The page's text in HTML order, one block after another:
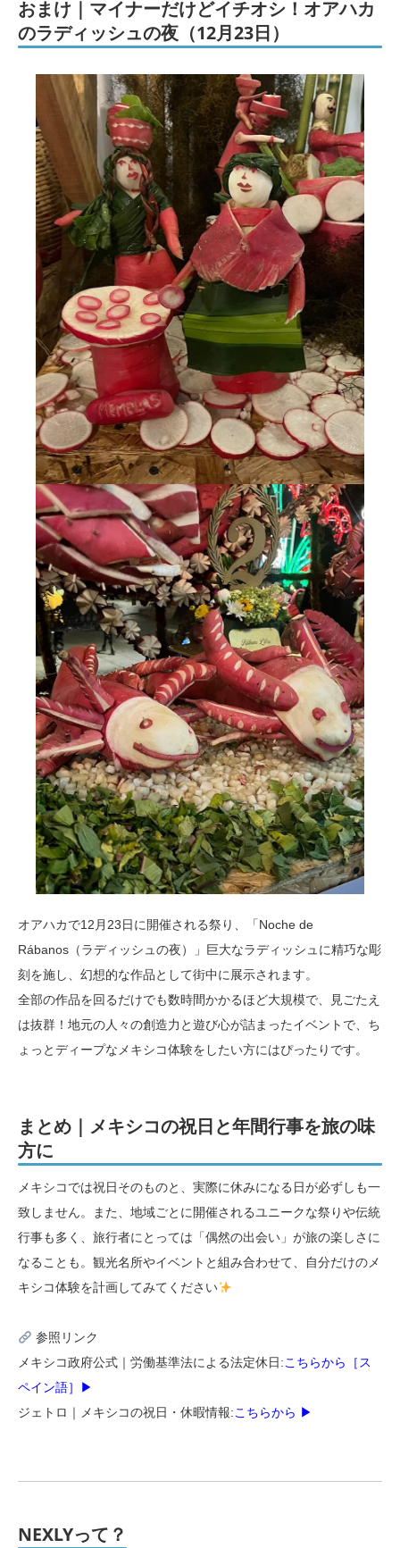
おまけ｜マイナーだけどイチオシ！オアハカ
のラディッシュの夜（12月23日）
オアハカで12月23日に開催される祭り、「Noche de
Rábanos（ラディッシュの夜）」巨大なラディッシュに精巧な彫
刻を施し、幻想的な作品として街中に展示されます。
全部の作品を回るだけでも数時間かかるほど大規模で、見ごたえ
は抜群！地元の人々の創造力と遊び心が詰まったイベントで、ち
ょっとディープなメキシコ体験をしたい方にはぴったりです。
まとめ｜メキシコの祝日と年間行事を旅の味
方に
メキシコでは祝日そのものと、実際に休みになる日が必ずしも一
致しません。また、地域ごとに開催されるユニークな祭りや伝統
行事も多く、旅行者にとっては「偶然の出会い」が旅の楽しさに
なることも。観光名所やイベントと組み合わせて、自分だけのメ
キシコ体験を計画してみてください
参照リンク
メキシコ政府公式｜労働基準法による法定休日:こちらから［ス
ペイン語］▶︎
ジェトロ｜メキシコの祝日・休暇情報:こちらから ▶︎
NEXLYって？